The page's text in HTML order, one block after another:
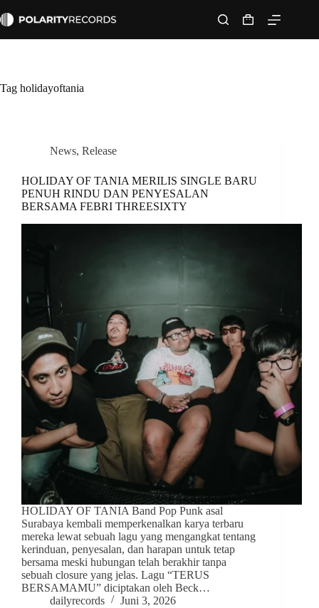
to
Shopping
cart
Tag holidayoftania
News, Release
HOLIDAY OF TANIA MERILIS SINGLE BARU
PENUH RINDU DAN PENYESALAN
BERSAMA FEBRI THREESIXTY
HOLIDAY OF TANIA Band Pop Punk asal
Surabaya kembali memperkenalkan karya terbaru
mereka lewat sebuah lagu yang mengangkat tentang
kerinduan, penyesalan, dan harapan untuk tetap
bersama meski hubungan telah berakhir tanpa
sebuah closure yang jelas. Lagu “TERUS
BERSAMAMU” diciptakan oleh Beck…
dailyrecords
Juni 3, 2026